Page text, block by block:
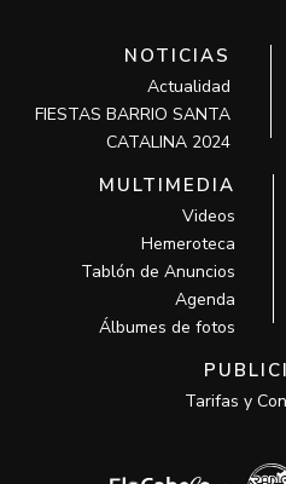
NOTICIAS
Actualidad
FIESTAS BARRIO SANTA
CATALINA 2024
MULTIMEDIA
Videos
Hemeroteca
Tablón de Anuncios
Agenda
Álbumes de fotos
Tarifas y